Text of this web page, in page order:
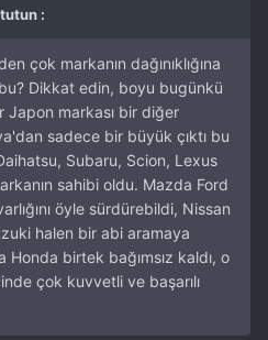
:
çok markanın dağınıklığına
Dikkat edin, boyu bugünkü
markası bir diğer
sadece bir büyük çıktı bu
Subaru, Scion, Lexus
sahibi oldu. Mazda Ford
öyle sürdürebildi, Nissan
halen bir abi aramaya
birtek bağımsız kaldı, o
çok kuvvetli ve başarılı